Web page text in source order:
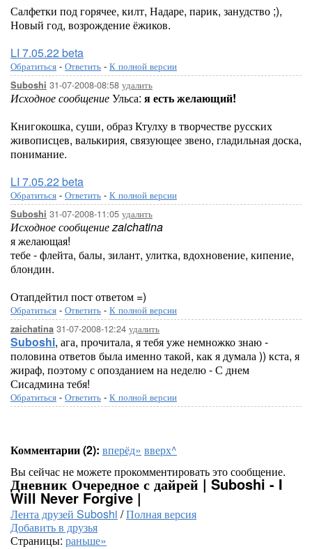
Салфетки под горячее, килт, Надаре, парик, занудство ;),
Новый год, возрождение ёжиков.
LI 7.05.22 beta
Обратиться - Ответить - К полной версии
Suboshi 31-07-2008-08:58 удалить
Исходное сообщениеУльса: я есть желающий!
Книгокошка, суши, образ Ктулху в творчестве русских
живописцев, валькирия, связующее звено, гладильная доска,
понимание.
LI 7.05.22 beta
Обратиться - Ответить - К полной версии
Suboshi 31-07-2008-11:05 удалить
Исходное сообщение zaichatina
я желающая!
тебе - флейта, балы, зилант, улитка, вдохновение, кипение,
блондин.
Отапдейтил пост ответом =)
Обратиться - Ответить - К полной версии
zaichatina 31-07-2008-12:24 удалить
Suboshi, ага, прочитала, я тебя уже немножко знаю -
половина ответов была именно такой, как я думала )) кста, я
жираф, поэтому с опозданием на неделю - С днем
Сисадмина тебя!
Обратиться - Ответить - К полной версии
Комментарии (2): вперёд» вверх^
Вы сейчас не можете прокомментировать это сообщение.
Дневник Очередное с дайрей | Suboshi - I
Will Never Forgive |
Лента друзей Suboshi /Полная версия
Добавить в друзья
Страницы: раньше»